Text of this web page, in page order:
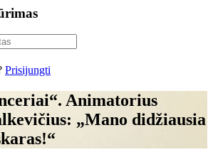
Prisijungti
Animatorius
„Mano didžiausia